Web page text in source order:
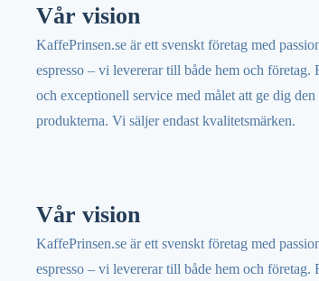
Vår vision
KaffePrinsen.se är ett svenskt företag med
espresso – vi levererar till både hem och
och exceptionell service med målet att ge dig den
produkterna. Vi säljer endast kvalitetsmärken.
Vår vision
KaffePrinsen.se är ett svenskt företag med
espresso – vi levererar till både hem och